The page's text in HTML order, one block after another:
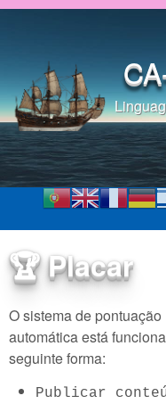
🏆 Placar
O sistema de pontuação
automática está
seguinte forma:
Publicar